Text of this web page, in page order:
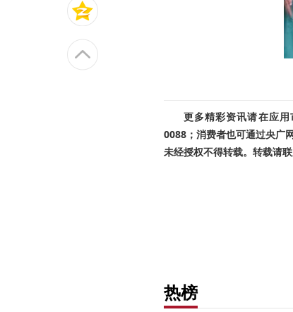
更多精彩资讯请在应
0088；消费者也可通过央广
未经授权不得转载。转载请
热榜